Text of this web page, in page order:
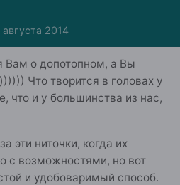
августа 2014
Вам о допотопном, а Вы
Что творится в головах у
что и у большинства из нас,
эти ниточки, когда их
с возможностями, но вот
и удобоваримый способ.